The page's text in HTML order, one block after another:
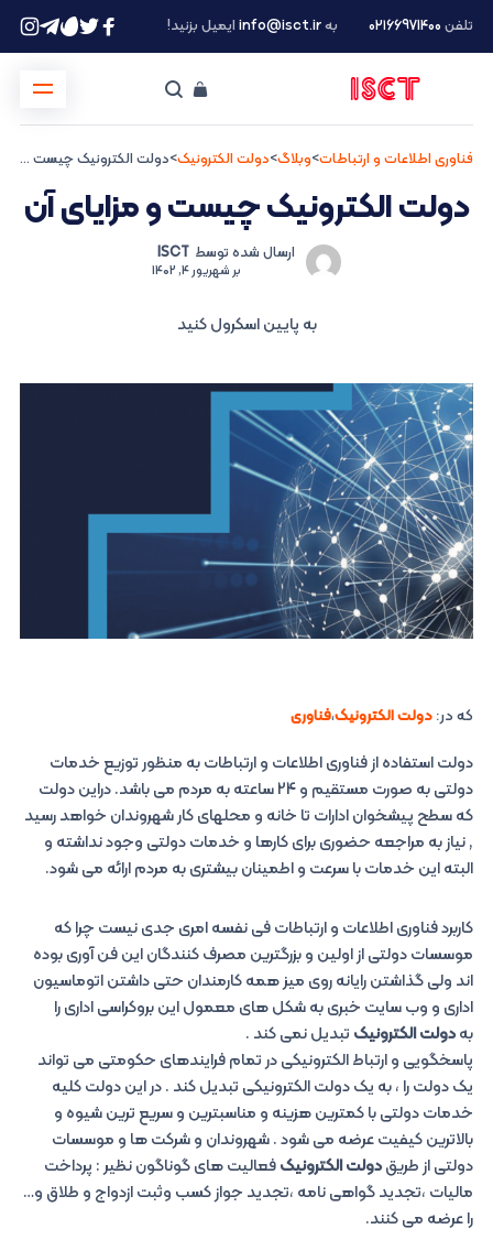
تلفن ۰۲۱66971400 بهinfo@isct.irایمیل بزنید!
فناوری اطلاعات و ارتباطات>وبلاگ>دولت الکترونیک> دولت الکترونیک چیست و مزایای آن
دولت الکترونیک چیست و مزایای آن
ارسال شده توسط ISCT
برشهریور 4, 1402
به پایین اسکرول کنید
که در:دولت الکترونیک،فناوری
دولت استفاده از فناوری اطلاعات و ارتباطات به منظور توزیع خدمات
دولتی به صورت مستقیم و 24 ساعته به مردم می باشد. دراین دولت
که سطح پیشخوان ادارات تا خانه و محلهای کار شهروندان خواهد رسید
, نیاز به مراجعه حضوری برای کارها و خدمات دولتی وجود نداشته و
البته این خدمات با سرعت و اطمینان بیشتری به مردم ارائه می شود.
کاربرد فناوری اطلاعات و ارتباطات فی نفسه امری جدی نیست چرا که
موسسات دولتی از اولین و بزرگترین مصرف کنندگان این فن آوری بوده
اند ولی گذاشتن رایانه روی میز همه کارمندان حتی داشتن اتوماسیون
اداری و وب سایت خبری به شکل های معمول این بروکراسی اداری را
بهدولت الکترونیک تبدیل نمی کند .
پاسخگویی و ارتباط الکترونیکی در تمام فرایندهای حکومتی می تواند
یک دولت را ، به یک دولت الکترونیکی تبدیل کند . در این دولت کلیه
خدمات دولتی با کمترین هزینه و مناسبترین و سریع ترین شیوه و
بالاترین کیفیت عرضه می شود . شهروندان و شرکت ها و موسسات
دولتی از طریقدولت الکترونیکفعالیت های گوناگون نظیر : پرداخت
مالیات ،تجدید گواهی نامه ،تجدید جواز کسب وثبت ازدواج و طلاق و…
را عرضه می کنند.